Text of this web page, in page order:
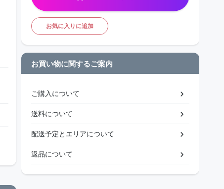
お気に入りに追加
お買い物に関するご案内
ご購入について
送料について
配送予定とエリアについて
返品について